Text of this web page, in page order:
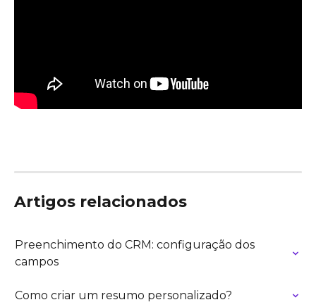
Artigos relacionados
Preenchimento do CRM: configuração dos
campos
Como criar um resumo personalizado?